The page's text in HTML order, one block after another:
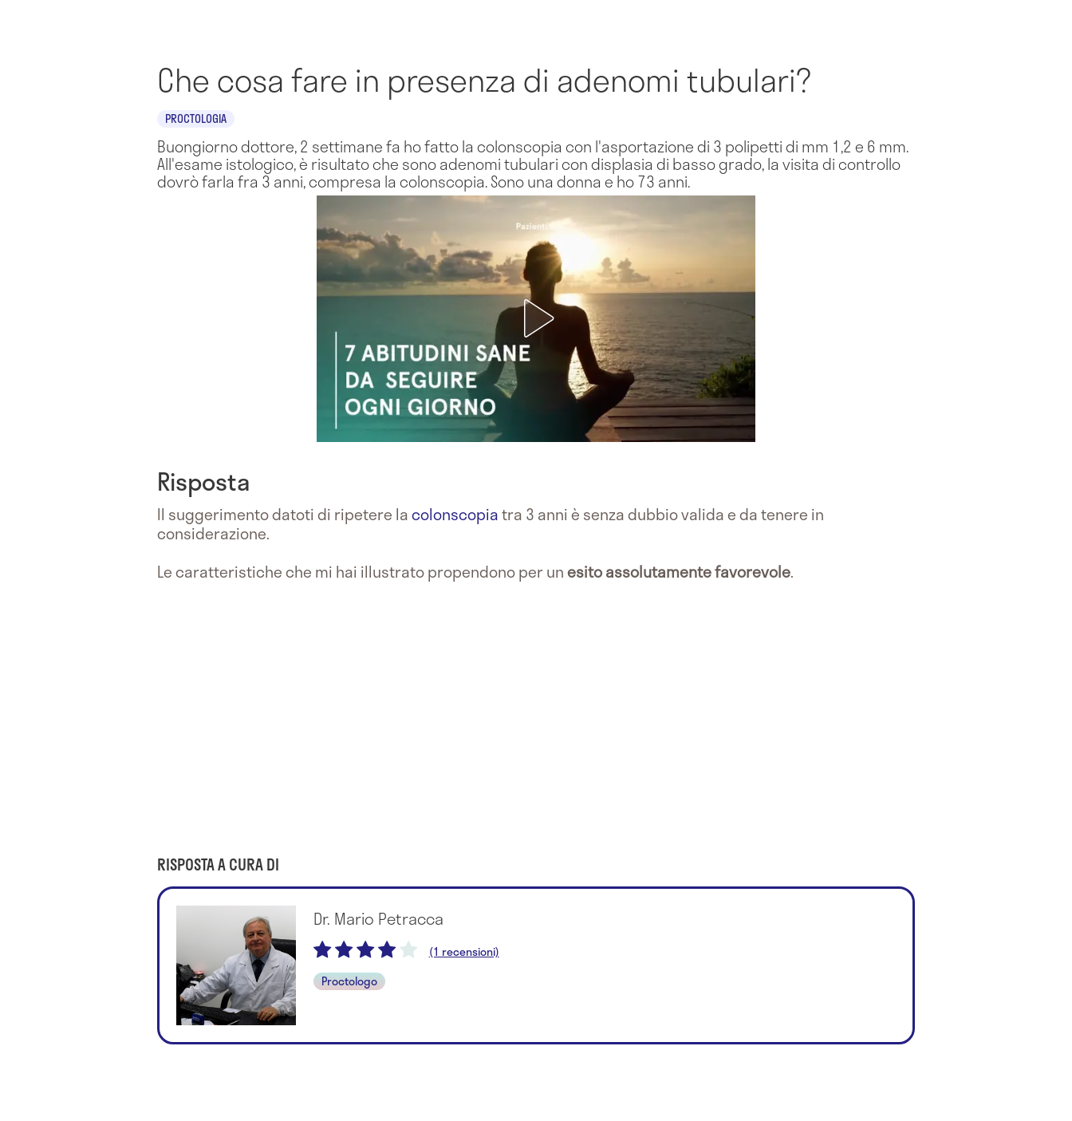
Che cosa fare in presenza di adenomi tubulari?
PROCTOLOGIA
Buongiorno dottore, 2 settimane fa ho fatto la colonscopia con l'asportazione di 3 polipetti di mm 1,2 e 6 mm.
All'esame istologico, è risultato che sono adenomi tubulari con displasia di basso grado, la visita di controllo
dovrò farla fra 3 anni, compresa la colonscopia. Sono una donna e ho 73 anni.
Risposta
Il suggerimento datoti di ripetere lacolonscopiatra 3 anni è senza dubbio valida e da tenere in
considerazione.
Le caratteristiche che mi hai illustrato propendono per unesito assolutamente favorevole.
RISPOSTA A CURA DI
Dr. Mario Petracca
(1 recensioni)
Proctologo